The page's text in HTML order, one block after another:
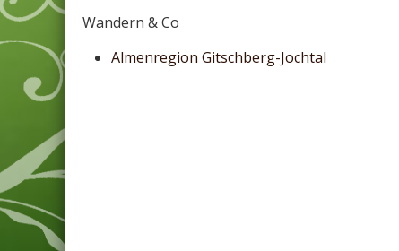
Wandern & Co
Almenregion Gitschberg-Jochtal